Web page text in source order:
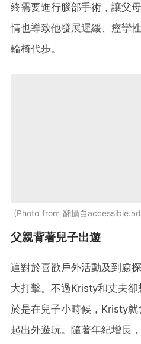
終需要進行腦部手術，讓父
情也導致他發展遲緩、痙攣
輪椅代步。
Photo from 翻攝自
父親背著兒子出遊
這對於喜歡戶外活動及到處
大打擊。不過Kristy和丈夫卻
於是在兒子小時候，Kristy
起出外遊玩。隨著年紀增長